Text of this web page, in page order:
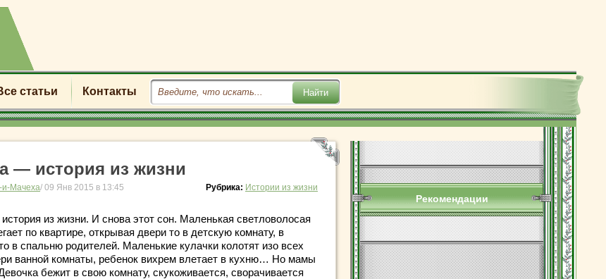
статьи Контакты
— история из жизни
и-Мачеха/ 09 Янв 2015 в 13:45 Рубрика: Истории из жизни
из жизни. И снова этот сон. Маленькая светловолосая
по квартире, открывая двери то в детскую комнату, в
в спальню родителей. Маленькие кулачки колотят изо всех
ванной комнаты, ребенок вихрем влетает в кухню… Но мамы
бежит в свою комнату, скукоживается, сворачивается
Рекомендации